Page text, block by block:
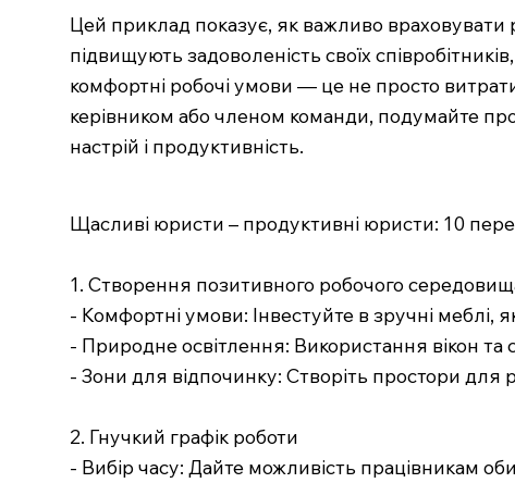
Цей приклад показує, як важливо
підвищують задоволеність своїх
комфортні робочі умови — це не просто
керівником або членом команди, подумайте
настрій і продуктивність.
Щасливі юристи – продуктивні юристи: 10
1. Створення позитивного робочого
- Комфортні умови: Інвестуйте в зручні меблі,
- Природне освітлення: Використання вікон та
- Зони для відпочинку: Створіть простори для
2. Гнучкий графік роботи
- Вибір часу: Дайте можливість працівникам